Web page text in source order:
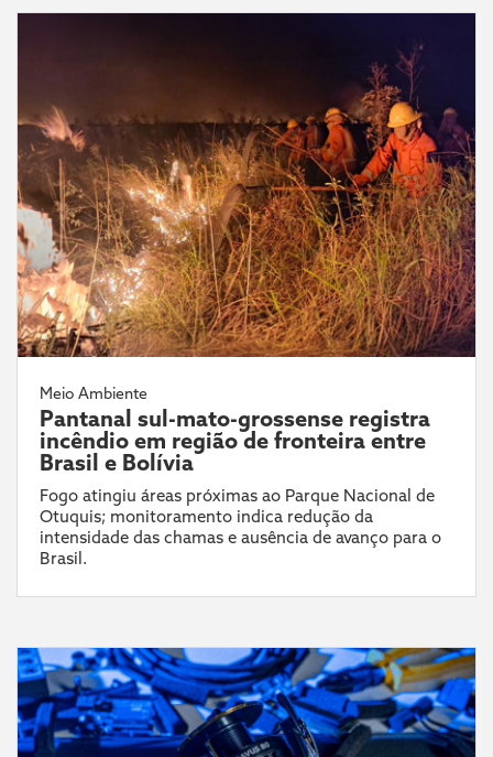
Meio Ambiente
Pantanal sul-mato-grossense registra
incêndio em região de fronteira entre
Brasil e Bolívia
Fogo atingiu áreas próximas ao Parque Nacional de
Otuquis; monitoramento indica redução da
intensidade das chamas e ausência de avanço para o
Brasil.